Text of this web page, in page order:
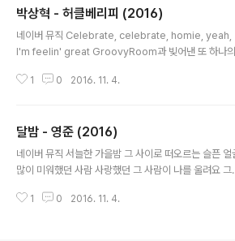
박상혁 - 허클베리피 (2016)
네이버 뮤직 Celebrate, celebrate, homie, yeah,
I'm feelin' great GroovyRoom과 빚어낸 또 하나
게 분신이 30초 만에 매진되는지에 대해 그냥 존나 잘 하
스홀에서 2,000명과 의논해볼게 Somebody say 보
주고 증명해 그래서 보여주고 증명한 지 어느덧 9년째 9
의 앨범, 분신, Mic Swagger 밖에 영원히 비 와도 내가
not a fuckin’ fashion killer ..
1 0 2016. 11. 4.
달밤 - 영준 (2016)
네이버 뮤직 서늘한 가을밤 그 사이로 떠오르는 슬픈 얼
많이 미워했던 사람 사랑했던 그 사람이 나를 울려요 그
이 오늘 이 밤도 떠올랐어요 그대를 기다리던 골목길 떨리
1 0 2016. 11. 4.